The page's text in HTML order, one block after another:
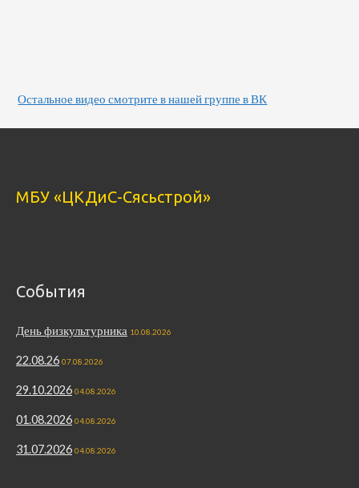
Остальное видео смотрите в нашей группе в ВК
МБУ «ЦКДиС-Сясьстрой»
События
День физкультурника 10.08.2026
22.08.26 07.08.2026
29.10.2026 04.08.2026
01.08.2026 04.08.2026
31.07.2026 04.08.2026